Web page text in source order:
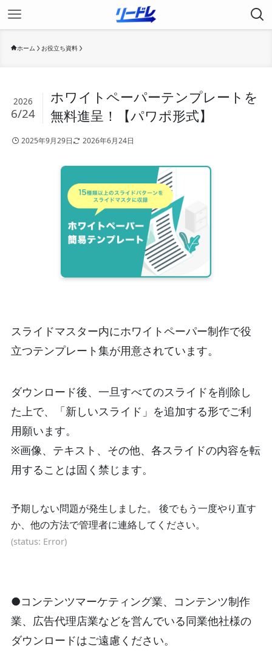
ホーム お役立ち資料
ホワイトペーパーテンプレートを
無料進呈！【パワポ形式】
2026
6/24
2025年9月29日 2026年6月24日
スライドマスター内にホワイトペーパー制作で役
立つテンプレート集が用意されています。
ダウンロード後、一旦すべてのスライドを削除し
た上で、「新しいスライド」を追加する形でご利
用願います。
※画像、テキスト、その他、各スライドの内容を転
用することは固く禁じます。
予期しない問題が発生しました。 後でもう一度やり直す
か、他の方法で管理者に連絡してください。
(status: Error)
●コンテンツマーケティング業、コンテンツ制作
業、広告代理店業などを営んでいる同業他社様の
ダウンロードはご遠慮ください。